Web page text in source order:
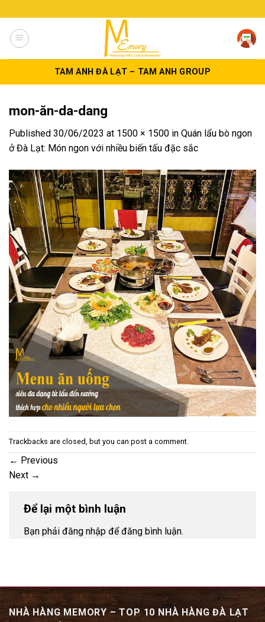
to
content
TAM ANH ĐÀ LẠT – TAM ANH GROUP
mon-ăn-da-dang
Published 30/06/2023 at 1500 × 1500 in Quán lẩu bò ngon
ở Đà Lạt: Món ngon với nhiều biến tấu đặc sắc
Trackbacks are closed, but you can post a comment
← Previous
Next →
Để lại một bình luận
Bạn phải đăng nhập để đăng bình luận.
NHÀ HÀNG MEMORY – TOP 10 NHÀ HÀNG ĐÀ LẠT